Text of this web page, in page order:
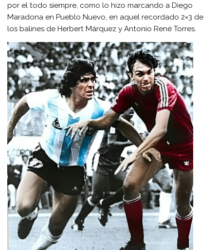
por el todo siempre, como lo hizo marcando a Diego
Maradona en Pueblo Nuevo, en aquel recordado 2×3 de
los balines de Herbert Márquez y Antonio René Torres.